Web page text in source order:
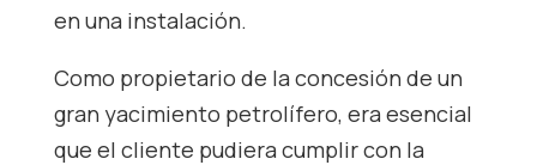
en una instalación.
Como propietario de la concesión de un
gran yacimiento petrolífero, era esencial
que el cliente pudiera cumplir con la